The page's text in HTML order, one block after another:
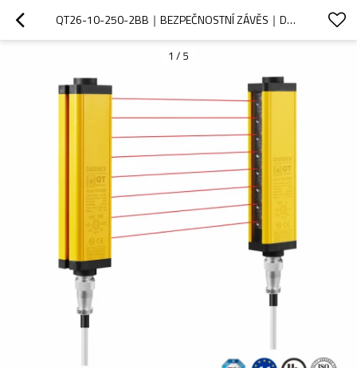
QT26-10-250-2BB｜BEZPEČNOSTNÍ ZÁVĚS｜DADISICK
1 / 5